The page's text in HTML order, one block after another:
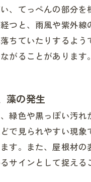
、てっぺんの部分
つと、雨風や紫外
ちていたりするよ
がることがあります。
藻の発生
緑色や黒っぽい汚
で見られやすい現
す。また、屋根材
サインとして捉える